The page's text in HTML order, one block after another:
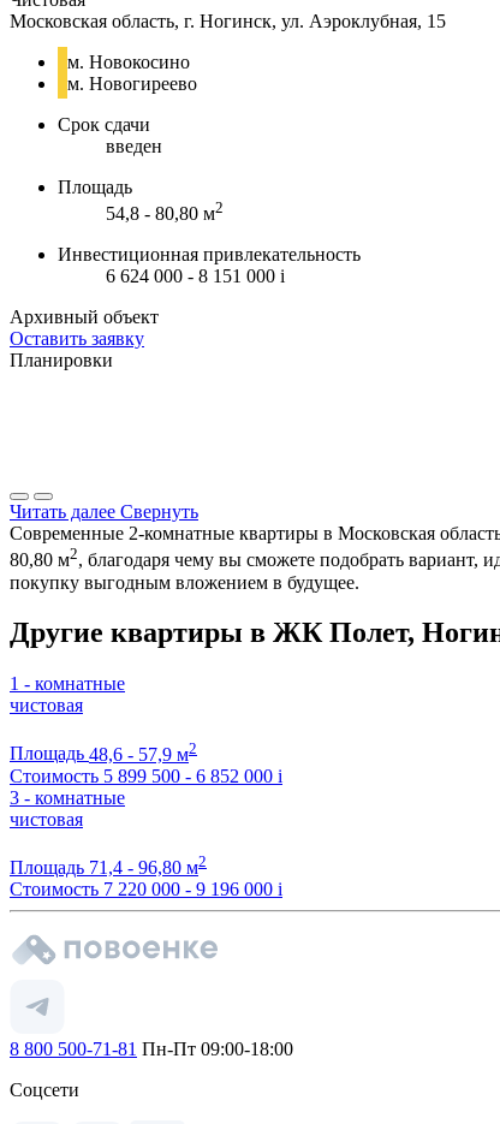
Московская область, г. Ногинск, ул. Аэроклубная, 15
м. Новокосино
м. Новогиреево
Срок сдачи
введен
Площадь
54,8 - 80,80 м2
Инвестиционная привлекательность
6 624 000 - 8 151 000 i
Архивный объект
Оставить заявку
Планировки
Читать далее Свернуть
Современные 2-комнатные квартиры в Московская
80,80 м2, благодаря чему вы сможете подобрать вариант,
покупку выгодным вложением в будущее.
Другие квартиры в ЖК Полет,
1 - комнатные
чистовая
Площадь 48,6 - 57,9 м2
Стоимость 5 899 500 - 6 852 000 i
3 - комнатные
чистовая
Площадь 71,4 - 96,80 м2
Стоимость 7 220 000 - 9 196 000 i
8 800 500-71-81 Пн-Пт 09:00-18:00
Соцсети